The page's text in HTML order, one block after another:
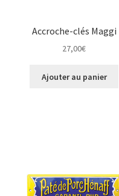
Accroche-clés Maggi
27,00€
Ajouter au panier